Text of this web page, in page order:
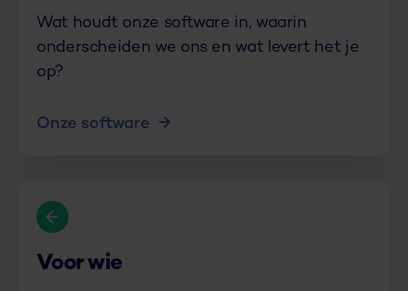
Wat houdt onze software in, waarin
onderscheiden we ons en wat levert het je
op?
Onze software
Voor wie